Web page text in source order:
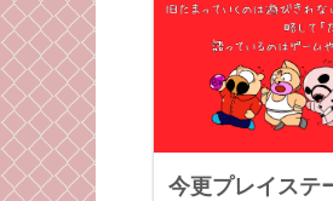
今更プレイステ